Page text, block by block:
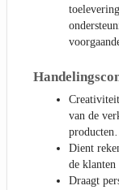
van de
Dient
de klanten
Draagt